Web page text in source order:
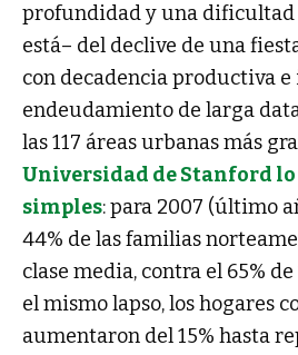
profundidad y una dificultad
está– del declive de una
con decadencia productiva
endeudamiento de larga
las 117 áreas urbanas más
Universidad de Stanford
simples: para 2007 (último
44% de las familias
clase media, contra el 65% de
el mismo lapso, los hogares
aumentaron del 15% hasta